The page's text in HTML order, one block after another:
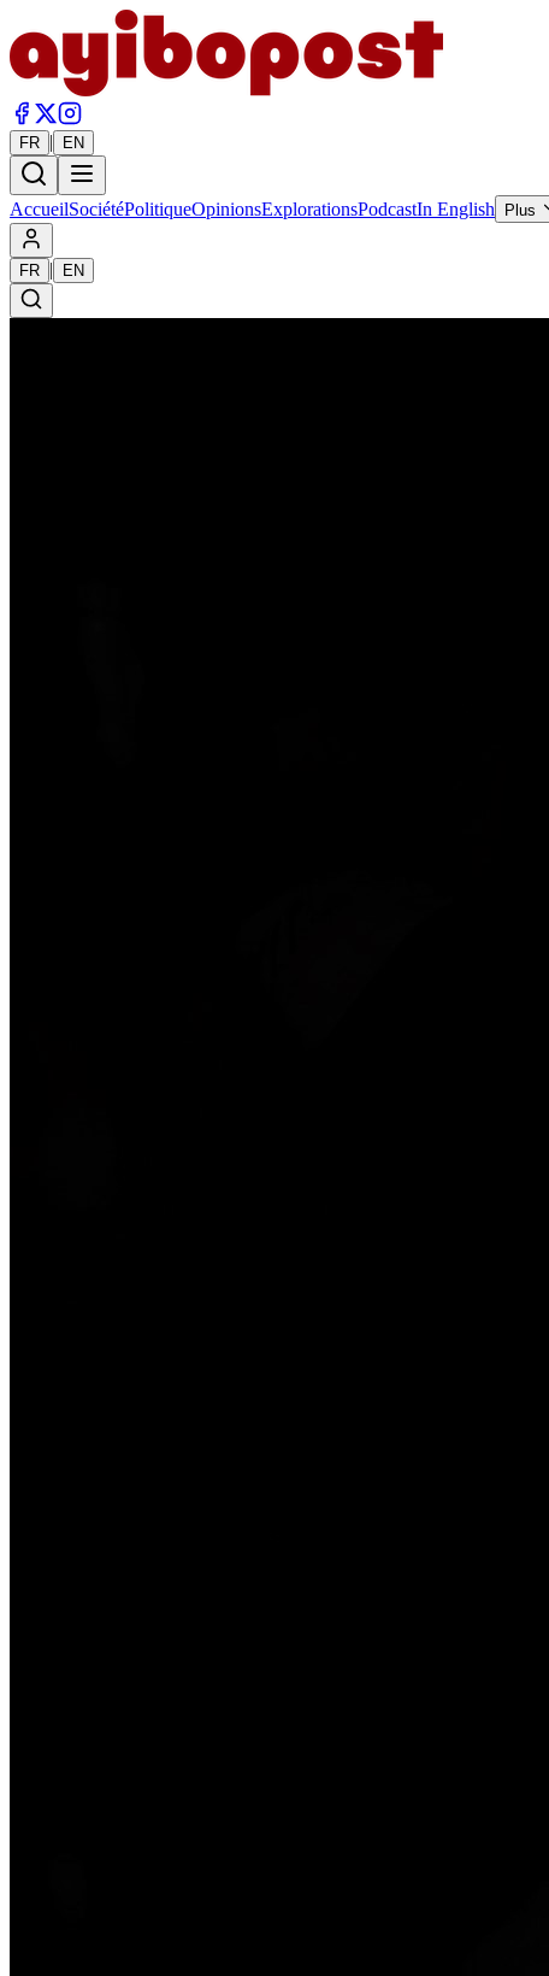
FR | EN
AccueilSociétéPolitiqueOpinionsExplorationsPodcastIn English Plus
FR | EN